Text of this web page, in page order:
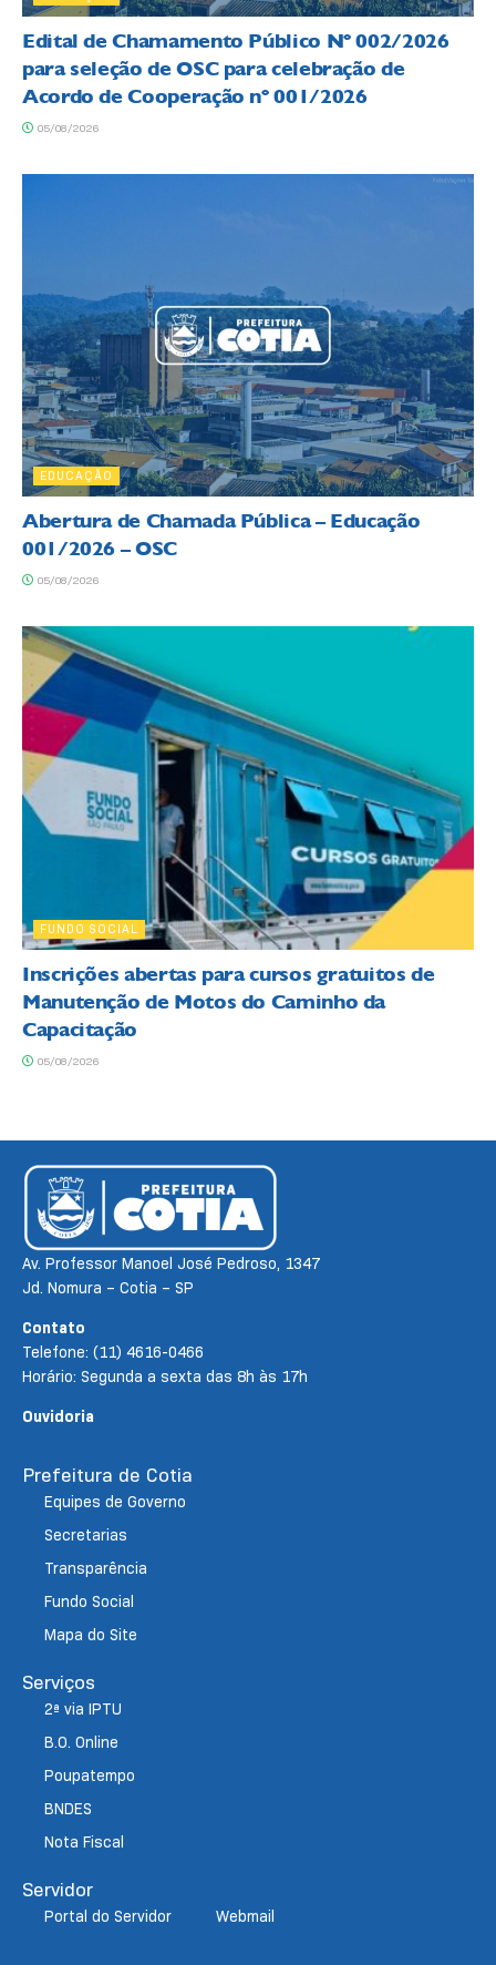
Edital de Chamamento Público Nº 002/2026
para seleção de OSC para celebração de
Acordo de Cooperação nº 001/2026
05/08/2026
EDUCAÇÃO
Abertura de Chamada Pública – Educação
001/2026 – OSC
05/08/2026
FUNDO SOCIAL
Inscrições abertas para cursos gratuitos de
Manutenção de Motos do Caminho da
Capacitação
05/08/2026
Av. Professor Manoel José Pedroso, 1347
Jd. Nomura – Cotia – SP
Contato
Telefone: (11) 4616-0466
Horário: Segunda a sexta das 8h às 17h
Ouvidoria
Prefeitura de Cotia
Equipes de Governo
Secretarias
Transparência
Fundo Social
Mapa do Site
Serviços
2ª via IPTU
B.O. Online
Poupatempo
BNDES
Nota Fiscal
Servidor
Portal do Servidor Webmail